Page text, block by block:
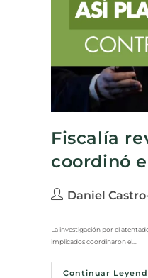
Fiscalía
coordinó
Daniel
La investigación por el
implicados coordinaron el…
Continuar